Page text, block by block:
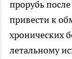
прорубь
привести к
хронических
летальному